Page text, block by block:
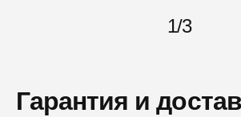
1/3
Гарантия и